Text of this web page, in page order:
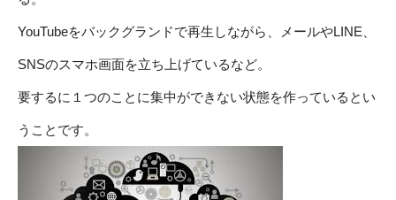
YouTubeをバックグランドで再生しながら、メールやLINE、
SNSのスマホ画面を立ち上げているなど。
要するに１つのことに集中ができない状態を作っているとい
うことです。